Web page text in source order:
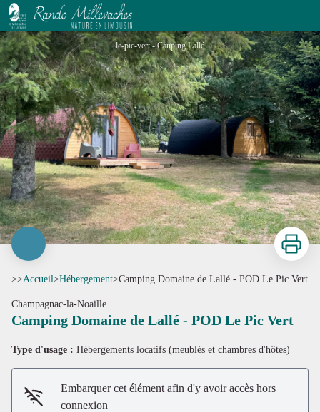
Camping Domaine de Lallé - POD Le Pic Vert
le-pic-vert - Canping Lallé
Voir l'image en plein écran
Imprimer
>>Accueil>Hébergement>Camping Domaine de Lallé - POD Le Pic Vert
Champagnac-la-Noaille
Camping Domaine de Lallé - POD Le Pic Vert
Type d'usage : Hébergements locatifs (meublés et chambres d'hôtes)
Embarquer cet élément afin d'y avoir accès hors
connexion